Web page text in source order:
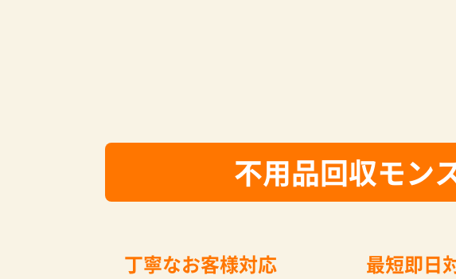
不用品回収モン
丁寧なお客様対応 最短即日